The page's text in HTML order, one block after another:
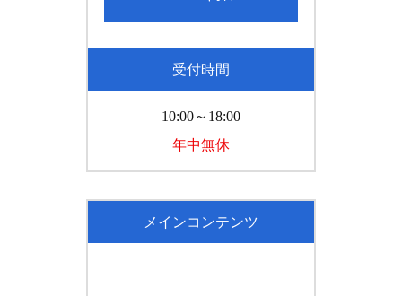
受付時間
10:00～18:00
年中無休
メインコンテンツ